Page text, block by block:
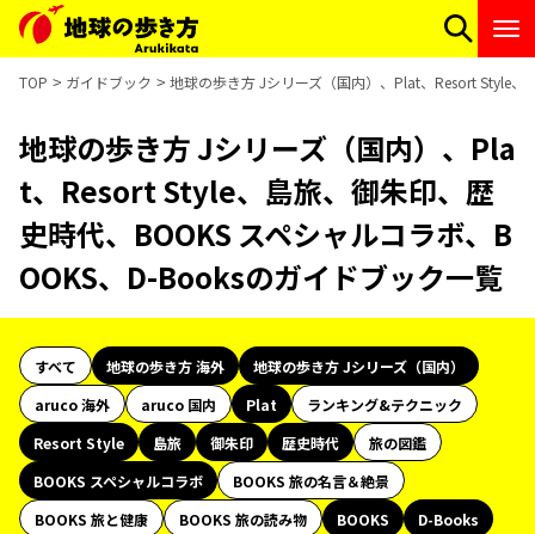
TOP ガイドブック 地球の歩き方 Jシリーズ（国内）、Plat、Resort Style
地球の歩き方 Jシリーズ（国内）、Pla
t、Resort Style、島旅、御朱印、歴
史時代、BOOKS スペシャルコラボ、B
OOKS、D-Booksのガイドブック一覧
すべて 地球の歩き方 海外
地球の歩き方 Jシリーズ（国内）
aruco 海外
aruco 国内 Plat
ランキング&テクニック
Resort Style
島旅 御朱印 歴史時代
旅の図鑑
BOOKS スペシャルコラボ
BOOKS 旅の名言＆絶景
BOOKS 旅と健康
BOOKS 旅の読み物 BOOKS
D-Books